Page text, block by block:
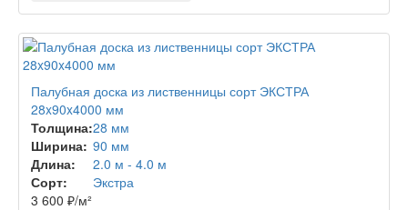
Палубная доска из лиственницы сорт ЭКСТРА
28x90x4000 мм
Толщина:28 мм
Ширина: 90 мм
Длина:
2.0 м - 4.0 м
Сорт:
Экстра
3 600 ₽/м²